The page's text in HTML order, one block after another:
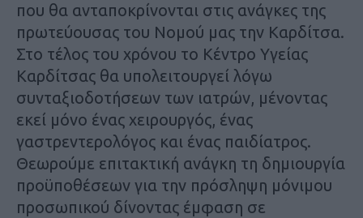
που θα ανταποκρίνονται στις ανάγκες της
πρωτεύουσας του Νομού μας την Καρδίτσα.
Στο τέλος του χρόνου το Κέντρο Υγείας
Καρδίτσας θα υπολειτουργεί λόγω
συνταξιοδοτήσεων των ιατρών, μένοντας
εκεί μόνο ένας χειρουργός, ένας
γαστρεντερολόγος και ένας παιδίατρος.
Θεωρούμε επιτακτική ανάγκη τη δημιουργία
προϋποθέσεων για την πρόσληψη μόνιμου
προσωπικού δίνοντας έμφαση σε